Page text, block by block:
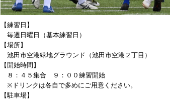
【練習日】
毎週日曜日（基本練習日）
【場所】
池田市空港緑地グラウンド（池田市空港２丁目）
【開始時間】
８：４５集合 ９：００練習開始
※ドリンクは各自で多めにご用意ください。
【駐車場】